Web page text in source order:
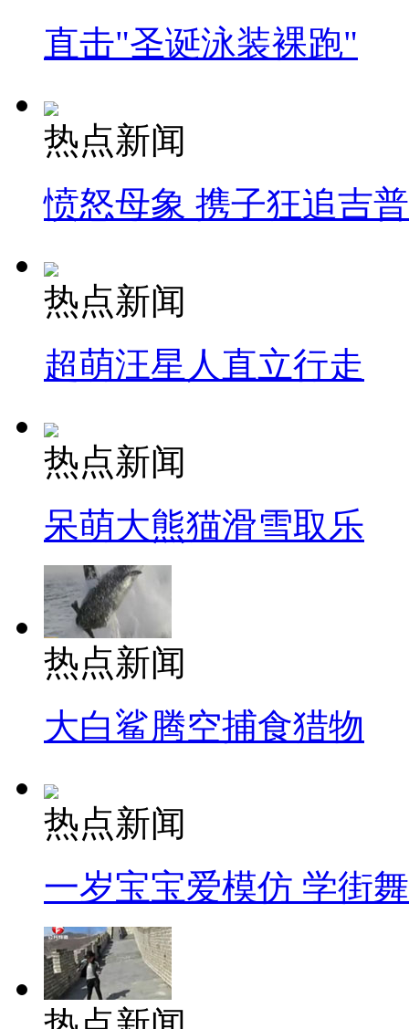
直击"圣诞泳装裸跑"
热点新闻
愤怒母象 携子狂追吉
热点新闻
超萌汪星人直立行走
热点新闻
呆萌大熊猫滑雪取乐
热点新闻
大白鲨腾空捕食猎物
热点新闻
一岁宝宝爱模仿 学街